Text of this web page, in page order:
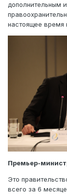
дополнительным
настоящее время
Премьер-
Это
всего за 6